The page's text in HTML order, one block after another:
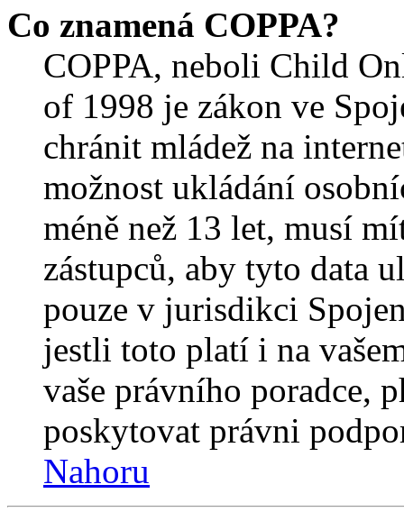
Co znamená COPPA?
COPPA, neboli Child
of 1998 je zákon ve
chránit mládež na
možnost ukládání
méně než 13 let, musí
zástupců, aby tyto data
pouze v jurisdikci
jestli toto platí i na
vaše právního poradce,
poskytovat právni
Nahoru